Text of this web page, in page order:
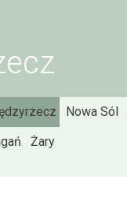
Nowa Sól
Żary